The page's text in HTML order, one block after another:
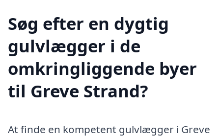
Søg efter en dygtig
gulvlægger i de
omkringliggende byer
til Greve Strand?
At finde en kompetent gulvlægger i Greve